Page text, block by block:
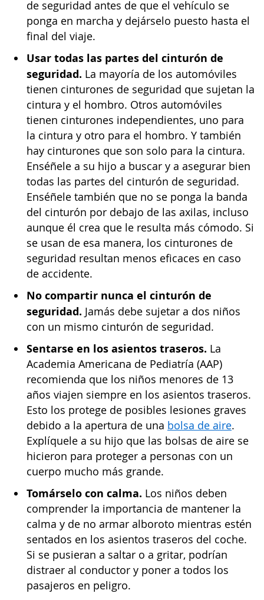
de seguridad antes de que el vehículo se
ponga en marcha y dejárselo puesto hasta el
final del viaje.
Usar todas las partes del cinturón de
seguridad. La mayoría de los automóviles
tienen cinturones de seguridad que sujetan la
cintura y el hombro. Otros automóviles
tienen cinturones independientes, uno para
la cintura y otro para el hombro. Y también
hay cinturones que son solo para la cintura.
Enséñele a su hijo a buscar y a asegurar bien
todas las partes del cinturón de seguridad.
Enséñele también que no se ponga la banda
del cinturón por debajo de las axilas, incluso
aunque él crea que le resulta más cómodo. Si
se usan de esa manera, los cinturones de
seguridad resultan menos eficaces en caso
de accidente.
No compartir nunca el cinturón de
seguridad. Jamás debe sujetar a dos niños
con un mismo cinturón de seguridad.
Sentarse en los asientos traseros. La
Academia Americana de Pediatría (AAP)
recomienda que los niños menores de 13
años viajen siempre en los asientos traseros.
Esto los protege de posibles lesiones graves
debido a la apertura de una bolsa de aire.
Explíquele a su hijo que las bolsas de aire se
hicieron para proteger a personas con un
cuerpo mucho más grande.
Tomárselo con calma. Los niños deben
comprender la importancia de mantener la
calma y de no armar alboroto mientras estén
sentados en los asientos traseros del coche.
Si se pusieran a saltar o a gritar, podrían
distraer al conductor y poner a todos los
pasajeros en peligro.